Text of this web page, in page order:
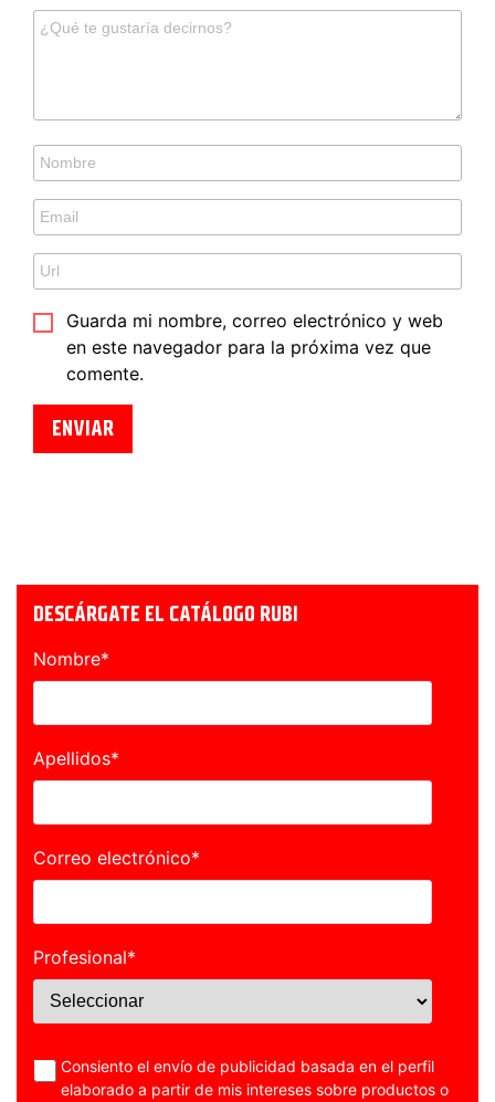
Guarda mi nombre, correo electrónico y web
en este navegador para la próxima vez que
comente.
DESCÁRGATE EL CATÁLOGO RUBI
Nombre*
Apellidos*
Correo electrónico*
Profesional*
Consiento el envío de publicidad basada en el perfil
elaborado a partir de mis intereses sobre productos o